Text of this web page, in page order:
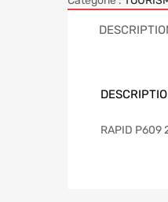
RAPID P609